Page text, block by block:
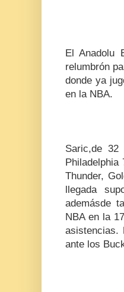
El Anadolu
relumbrón
donde ya
en la NBA.
Saric,de
Philadelphia
Thunder,
llegada
ademásde
NBA en la
asistencias.
ante los